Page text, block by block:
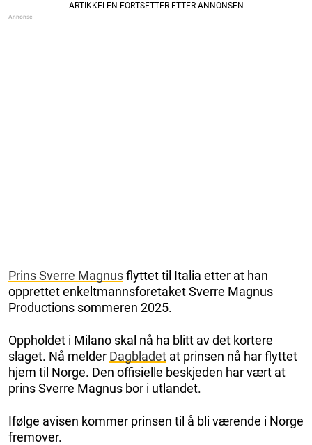
Prins Sverre Magnusflyttet til Italia etter at han
opprettet enkeltmannsforetaket Sverre Magnus
Productions sommeren 2025.
Oppholdet i Milano skal nå ha blitt av det kortere
slaget. Nå melder Dagbladet at prinsen nå har flyttet
hjem til Norge. Den offisielle beskjeden har vært at
prins Sverre Magnus bor i utlandet.
Ifølge avisen kommer prinsen til å bli værende i Norge
fremover.